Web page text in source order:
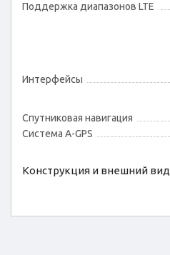
Поддержка диапазонов LTE
Интерфейсы
Спутниковая навигация
Cистема A-GPS
Конструкция и внешний вид